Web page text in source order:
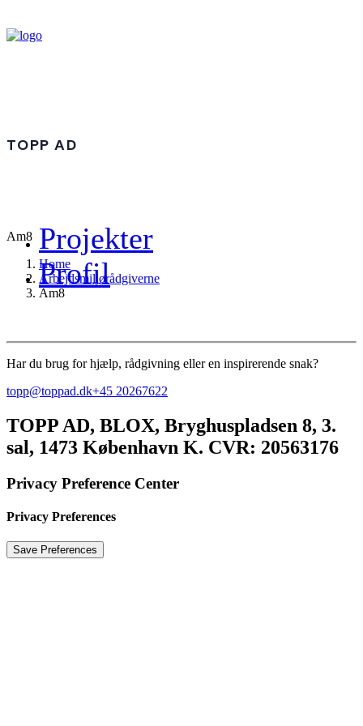
Projekter
Profil
TOPP AD
Am8
Home
Arbejdsmiljørådgiverne
Am8
Har du brug for hjælp, rådgivning eller en inspirerende snak?
topp@toppad.dk+45 20267622
TOPP AD, BLOX, Bryghuspladsen 8, 3.
sal, 1473 København K. CVR: 20563176
Privacy Preference Center
Privacy Preferences